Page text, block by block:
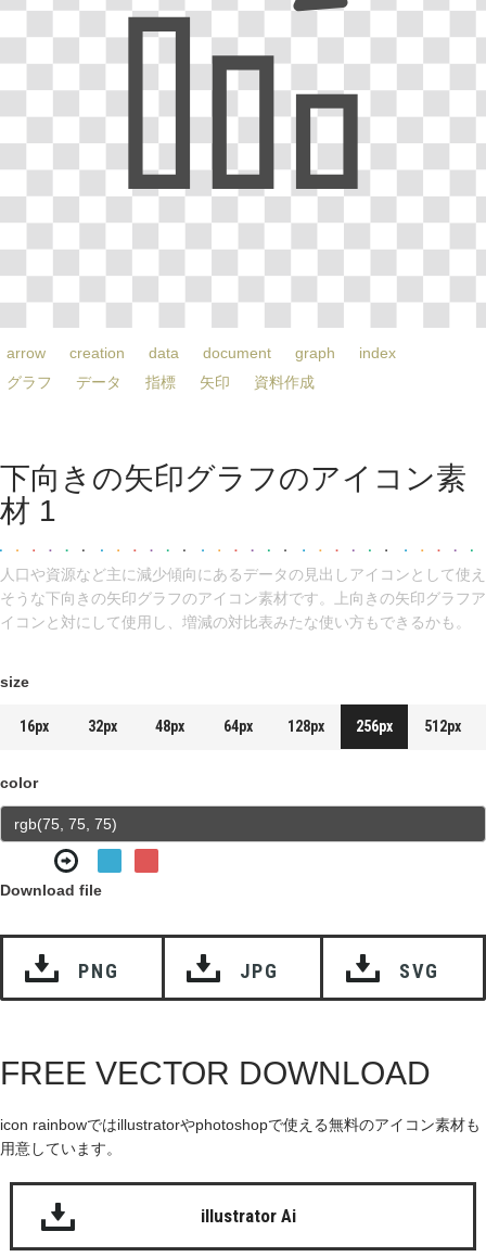
arrow creation data document graph
index
グラフ
データ 指標 矢印 資料作成
下向きの矢印グラフのアイコン素
材 1
人口や資源など主に減少傾向にあるデータの見出しアイコンとして使え
そうな下向きの矢印グラフのアイコン素材です。上向きの矢印グラフア
イコンと対にして使用し、増減の対比表みたな使い方もできるかも。
size
16px 32px 48px 64px 128px 256px 512px
color
Download file
PNG JPG SVG
FREE VECTOR DOWNLOAD
icon rainbowではillustratorやphotoshopで使える無料のアイコン素材も
用意しています。
illustrator Ai